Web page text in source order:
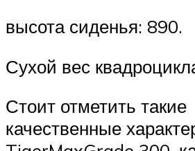
высота сиденья: 890.
Сухой вес
Стоит отметить такие
качественные